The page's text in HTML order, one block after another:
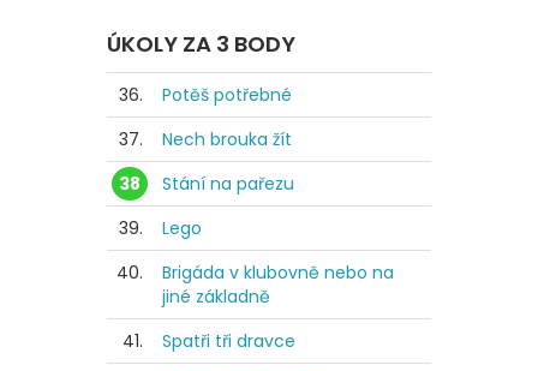
ÚKOLY ZA 3 BODY
36.
Potěš potřebné
37.
Nech brouka žít
38
Stání na pařezu
39.
Lego
40.
Brigáda v klubovně nebo na
jiné základně
41.
Spatři tři dravce